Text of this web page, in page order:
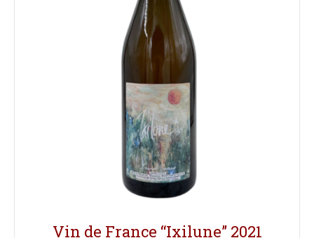
Vin de France “Ixilune” 2021